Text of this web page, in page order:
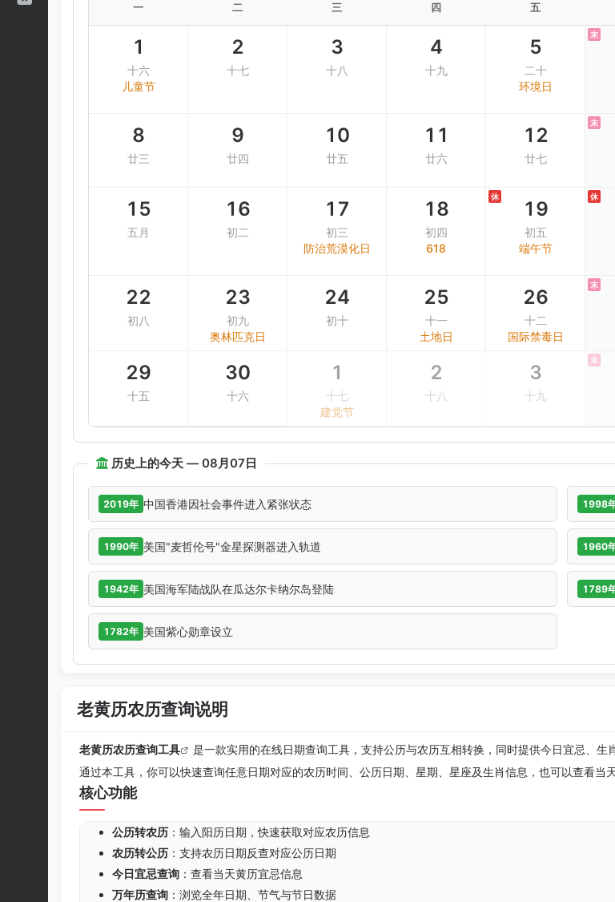
一 二 三 四 五
1
十六
儿童节
2
十七
3
十八
4
十九
5
二十
环境日
末
8
廿三
9
廿四
10
廿五
11
廿六
12
廿七
末
15
五月
16
初二
17
初三
防治荒漠化日
18
初四
618
休
19
初五
端午节
休
22
初八
23
初九
奥林匹克日
24
初十
25
十一
土地日
26
十二
国际禁毒日
末
29
十五
30
十六
1
十七
建党节
2
十八
3
十九
末
历史上的今天 — 08月07日
2019年 中国香港因社会事件进入紧张状态 1998
1990年 美国"麦哲伦号"金星探测器进入轨道 1960
1942年 美国海军陆战队在瓜达尔卡纳尔岛登陆 1789
1782年 美国紫心勋章设立
老黄历农历查询说明
老黄历农历查询工具
是一款实用的在线日期查询工具，支持公历与农历互相转换，同时提供今日宜忌、生
通过本工具，你可以快速查询任意日期对应的农历时间、公历日期、星期、星座及生肖信息，也可以查看当
核心功能
公历转农历 ：输入阳历日期，快速获取对应农历信息
农历转公历 ：支持农历日期反查对应公历日期
今日宜忌查询 ：查看当天黄历宜忌信息
万年历查询 ：浏览全年日期、节气与节日数据